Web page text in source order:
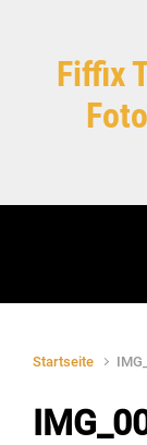
Fiffix
Startseite